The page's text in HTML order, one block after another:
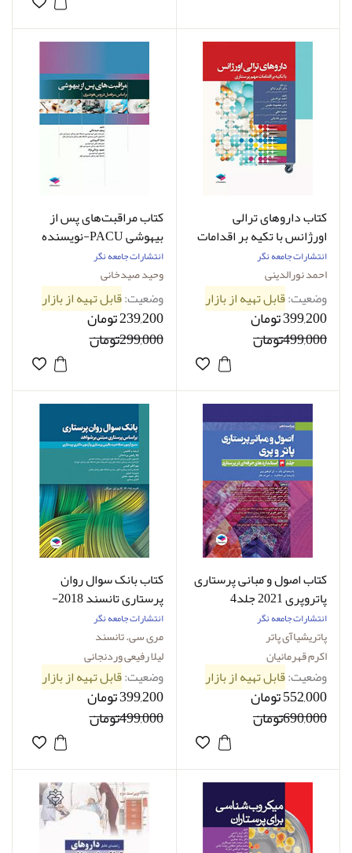
کتاب داروهای ترالی
اورژانس با تکیه بر اقدامات
نورالدینی
انتشارات جامعه نگر
احمد نورالدینی
وضعیت:قابل تهیه از بازار
399,200 تومان
499,000تومان
کتاب مراقبت‌های پس از
بیهوشی PACU-نویسنده
وحید صیدخانی
انتشارات جامعه نگر
وحید صیدخانی
وضعیت:قابل تهیه از بازار
239,200 تومان
299,000تومان
کتاب اصول و مبانی پرستاری
پاتروپری 2021 جلد4
استانداردهای حرفه‌ای در
پرستاری-نویسنده
پاتریشیاآی پاتر -مترجم
دکتر اکرم قهرمانیان
انتشارات جامعه نگر
پاتریشیاآی پاتر
اکرم قهرمانیان
وضعیت:قابل تهیه از بازار
552,000 تومان
690,000تومان
کتاب بانک سوال روان
پرستاری تانسند 2018-
نویسنده مری سی. تانسند-
مترجم لیلا رفیعی وردنجانی
انتشارات جامعه نگر
مری سی. تانسند
لیلا رفیعی وردنجانی
وضعیت:قابل تهیه از بازار
399,200 تومان
499,000تومان